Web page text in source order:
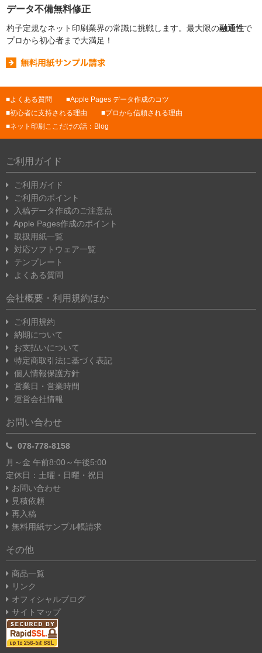
データ不備無料修正
杓子定規なネット印刷業界の常識に挑戦します。最大限の融通性で
プロから初心者まで大満足！
よくある質問
Apple Pages データ作成のコツ
初心者に支持される理由
プロから信頼される理由
ネット印刷ここだけの話：Blog
ご利用ガイド
ご利用ガイド
ご利用のポイント
入稿データ作成のご注意点
Apple Pages作成のポイント
取扱用紙一覧
対応ソフトウェア一覧
テンプレート
よくある質問
会社概要・利用規約ほか
ご利用規約
納期について
お支払いについて
特定商取引法に基づく表記
個人情報保護方針
営業日・営業時間
運営会社情報
お問い合わせ
078-778-8158
月～金 午前8:00～午後5:00
定休日：土曜・日曜・祝日
お問い合わせ
見積依頼
再入稿
無料用紙サンプル帳請求
その他
商品一覧
リンク
オフィシャルブログ
サイトマップ